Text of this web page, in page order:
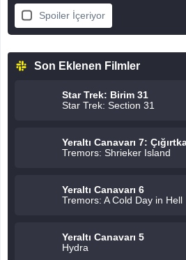
Spoiler İçeriyor
Son Eklenen Filmler
Star Trek: Birim 31
Star Trek: Section 31
Yeraltı Canavarı 7:
Tremors: Shrieker Island
Yeraltı Canavarı 6
Tremors: A Cold Day in Hell
Yeraltı Canavarı 5
Hydra